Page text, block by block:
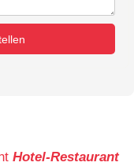
Hotel-Restaurant